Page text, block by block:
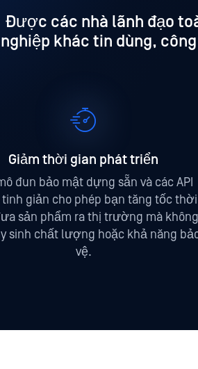
Được các nhà lãnh đạo
nghiệp khác tin dùng,
Giảm thời gian phát triển
đun bảo mật dựng sẵn và các API
giản cho phép bạn tăng tốc thời
sản phẩm ra thị trường mà không
sinh chất lượng hoặc khả năng
vệ.